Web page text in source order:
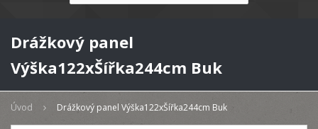
Drážkový panel
Výška122xŠířka244cm Buk
Úvod Drážkový panel Výška122xŠířka244cm Buk